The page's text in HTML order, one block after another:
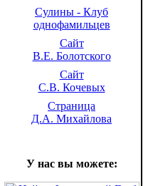
Сулины - Клуб
однофамильцев
Сайт
В.Е. Болотского
Сайт
С.В. Кочевых
Страница
Д.А. Михайлова
У нас вы можете: